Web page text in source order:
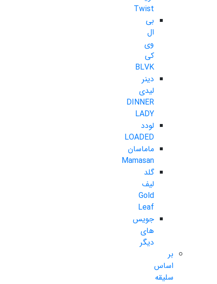
Twist
بی
ال
وی
کی
BLVK
دینر
لیدی
DINNER
LADY
لودد
LOADED
ماماسان
Mamasan
گلد
لیف
Gold
Leaf
جویس
های
دیگر
بر
اساس
سلیقه